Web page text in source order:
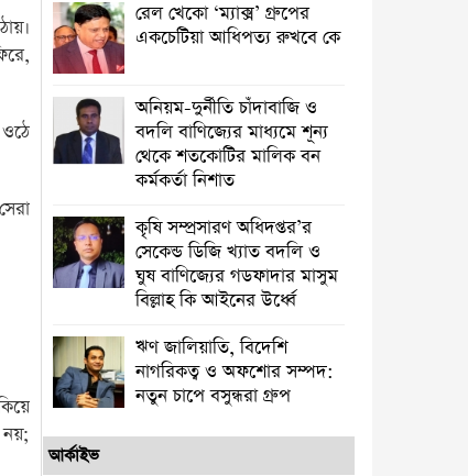
নয়;
রেল খেকো ‘ম্যাক্স’ গ্রুপের
একচেটিয়া আধিপত্য রুখবে কে
অনিয়ম-দুর্নীতি চাঁদাবাজি ও
বদলি বাণিজ্যের মাধ্যমে শূন্য
থেকে শতকোটির মালিক বন
কর্মকর্তা নিশাত
কৃষি সম্প্রসারণ অধিদপ্তর’র
সেকেন্ড ডিজি খ্যাত বদলি ও
ঘুষ বাণিজ্যের গডফাদার মাসুম
বিল্লাহ কি আইনের উর্ধ্বে
ঋণ জালিয়াতি, বিদেশি
নাগরিকত্ব ও অফশোর সম্পদ:
নতুন চাপে বসুন্ধরা গ্রুপ
আর্কাইভ